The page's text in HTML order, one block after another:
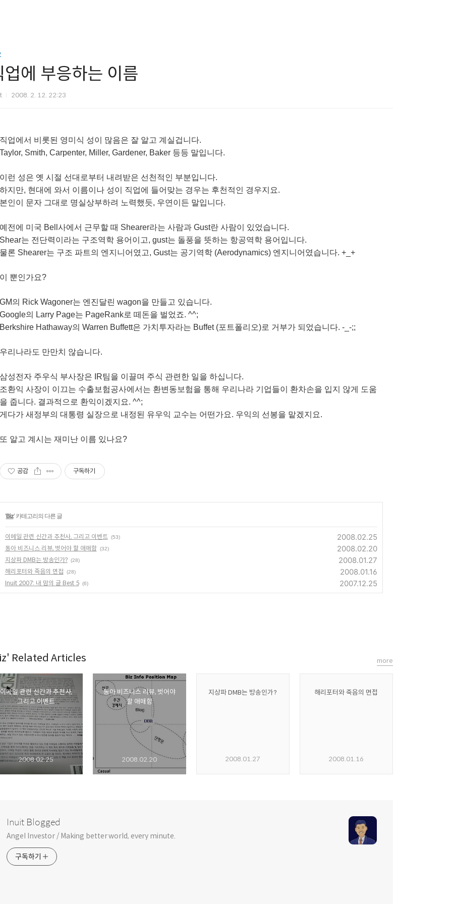
업에 부응하는 이름
2008. 2. 12. 22:23
업에서 비롯된 영미식 성이 많음은 잘 알고 계실겁니다.
Smith, Carpenter, Miller, Gardener, Baker 등등 말입니다.
런 성은 옛 시절 선대로부터 내려받은 선천적인 부분입니다.
지만, 현대에 와서 이름이나 성이 직업에 들어맞는 경우는 후천적인 경우지요.
인이 문자 그대로 명실상부하려 노력했듯, 우연이든 말입니다.
전에 미국 Bell사에서 근무할 때 Shearer라는 사람과 Gust란 사람이 있었습니다.
는 전단력이라는 구조역학 용어이고, gust는 돌풍을 뜻하는 항공역학 용어입니다.
론 Shearer는 구조 파트의 엔지니어였고, Gust는 공기역학 (Aerodynamics) 엔지니어였습니다. +_+
뿐인가요?
의 Rick Wagoner는 엔진달린 wagon을 만들고 있습니다.
의 Larry Page는 PageRank로 떼돈을 벌었죠. ^^;
Hathaway의 Warren Buffett은 가치투자라는 Buffet (포트폴리오)로 거부가 되었습니다. -_-;;
리나라도 만만치 않습니다.
성전자 주우식 부사장은 IR팀을 이끌며 주식 관련한 일을 하십니다.
환익 사장이 이끄는 수출보험공사에서는 환변동보험을 통해 우리나라 기업들이 환차손을 입지 않게 도움
줍니다. 결과적으로 환익이겠지요. ^^;
다가 새정부의 대통령 실장으로 내정된 유우익 교수는 어떤가요. 우익의 선봉을 맡겠지요.
알고 계시는 재미난 이름 있나요?
공감 구독하기
'Biz' 카테고리의 다른 글
이메일 관련 신간과 추천사, 그리고 이벤트 (53) 2008.02.25
동아 비즈니스 리뷰, 벗어야 할 애매함 (32) 2008.02.20
지상파 DMB는 방송인가? (28) 2008.01.27
해리포터와 죽음의 면접 (28) 2008.01.16
Inuit 2007: 내 맘의 글 Best 5 (6) 2007.12.25
Related Articles
이메일 관련 신간과 추천사,
그리고 이벤트
2008.02.25
동아 비즈니스 리뷰, 벗어야
할 애매함
2008.02.20
지상파 DMB는 방송인가?
2008.01.27
해리포터와 죽음의 면접
2008.01.16
more
Inuit Blogged
Angel Investor / Making better world, every minute.
구독하기